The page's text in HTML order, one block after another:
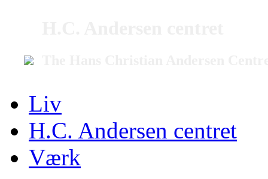
Liv
H.C. Andersen centret
Værk